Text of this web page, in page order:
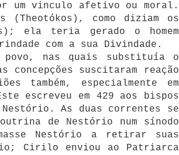
um vinculo afetivo ou moral.
(Theotókos), como diziam os
ela teria gerado o homem
com a sua Divindade.
povo, nas quais substituía o
concepções suscitaram reação
também, especialmente em
escreveu em 429 aos bispos
As duas correntes se
de Nestório num sínodo
Nestório a retirar suas
Cirilo enviou ao Patriarca